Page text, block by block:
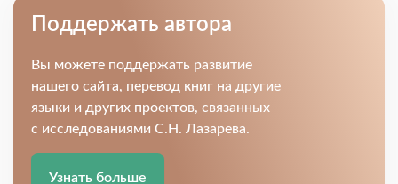
Поддержать автора
Вы можете поддержать развитие
нашего сайта, перевод книг на другие
языки и других проектов, связанных
с исследованиями С.Н. Лазарева.
Узнать больше